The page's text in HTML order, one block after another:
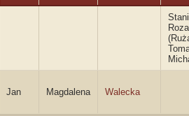
Jan Magdalena Walecka